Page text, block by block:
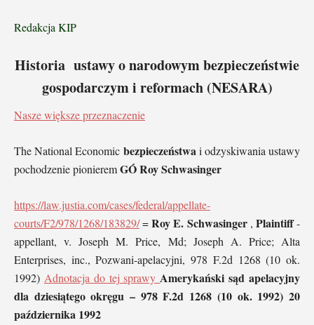
Redakcja KIP
Historia ustawy o narodowym bezpieczeństwie
gospodarczym i reformach (NESARA)
Nasze większe przeznaczenie
The National Economic bezpieczeństwa i odzyskiwania ustawy
pochodzenie pionieremGÓ Roy Schwasinger
https://law.justia.com/cases/federal/appellate-
courts/F2/978/1268/183829/=Roy E. Schwasinger, Plaintiff-
appellant, v. Joseph M. Price, Md; Joseph A. Price; Alta
Enterprises, inc., Pozwani-apelacyjni, 978 F.2d 1268 (10 ok.
1992) Adnotacja do tej sprawy Amerykański sąd apelacyjny
dla dziesiątego okręgu – 978 F.2d 1268 (10 ok. 1992) 20
października 1992